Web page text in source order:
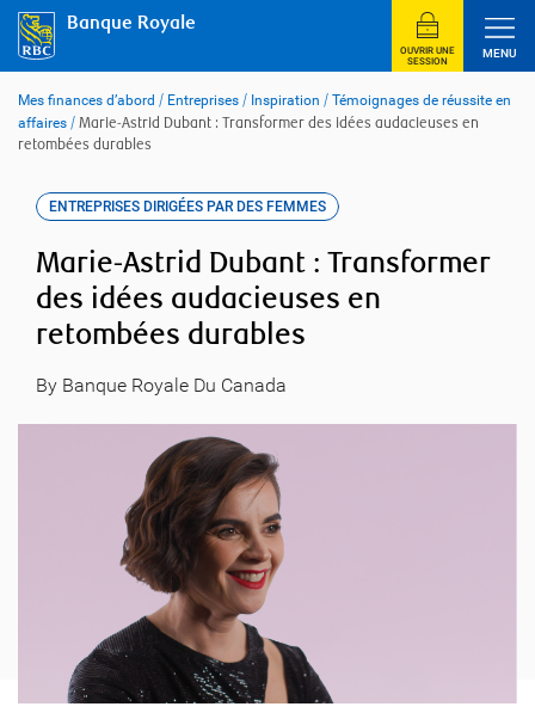
content
Banque Royale
OUVRIR UNE
SESSION
MENU
Mes finances d’abord / Entreprises / Inspiration / Témoignages de réussite en
affaires / Marie-Astrid Dubant : Transformer des idées audacieuses en
retombées durables
ENTREPRISES DIRIGÉES PAR DES FEMMES
Marie-Astrid Dubant : Transformer
des idées audacieuses en
retombées durables
By Banque Royale Du Canada